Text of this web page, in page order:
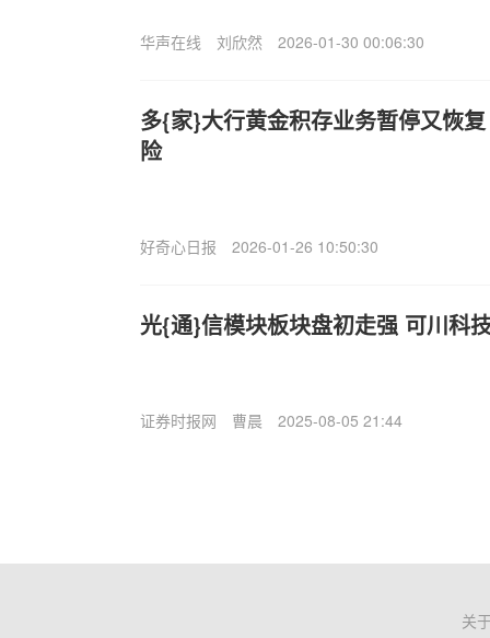
华声在线 刘欣然 2026-01-30 00:06:30
多{家}大行黄金积存业务暂停又恢
险
好奇心日报 2026-01-26 10:50:30
光{通}信模块板块盘初走强 可川科
证券时报网 曹晨 2025-08-05 21:44
关